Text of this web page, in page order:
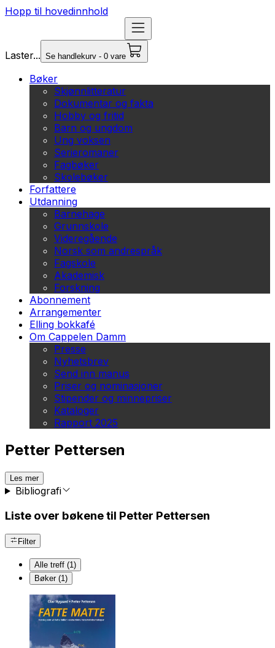
Hopp til hovedinnhold
Laster... Se handlekurv - 0 vare
Bøker
Skjønnlitteratur
Dokumentar og fakta
Hobby og fritid
Barn og ungdom
Ung voksen
Serieromaner
Fagbøker
Skolebøker
Forfattere
Utdanning
Barnehage
Grunnskole
Videregående
Norsk som andrespråk
Fagskole
Akademisk
Forskning
Abonnement
Arrangementer
Elling bokkafé
Om Cappelen Damm
Presse
Nyhetsbrev
Send inn manus
Priser og nominasjoner
Stipender og minnepriser
Kataloger
Rapport 2025
Petter Pettersen
Les mer
Bibliografi
Liste over bøkene til Petter Pettersen
Filter
Alle treff (1)
Bøker (1)